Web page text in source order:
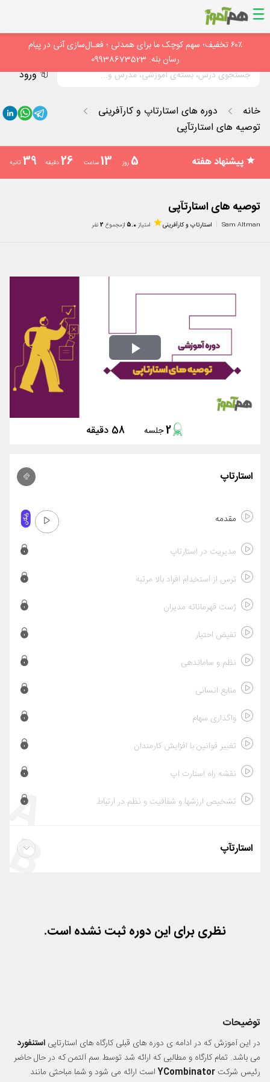
ورود
۶۰٪ تخفیف؛ سهم کوچک ما برای همدلی ؛ فعـال‌سازی آنی در پیام
رسان بله: 09938673523
خانه
دوره های استارتاپ و کارآفرینی
توصیه های استارتآپی
پیشنهاد هفته 5 روز 13ساعت 26دقیقه 38ثانیه
توصیه های استارتآپی
Sam Altman استارتاپ و کارآفرینی امتیاز 5.0 ازمجموع 2نفر
Play
2جلسه 58 دقیقه
استارتاپ
مقدمه رایگان
مدیریت در استارتاپ
ترس از استخدام افراد بالا مرتبه
ژست قهرمانانه مدیران
تفیض اختیار
نظم و ساماندهی
منابع انسانی
واگذاری سهام
تغییر قوانین با افزایش کارمندان
نقشه راه استارت آپ
تشخیص ارزشها و شفافیت و نظم در ارتباط
استارتآپ
علامت تجاری و حق ثبت اختراع
تقویت ارتباط با افراد و رقابت پویا
پشتکار و درخواست
نظری برای این دوره ثبت نشده است.
توضیحات
در این آموزش که در ادامه ی دوره های قبلی کارگاه های استارتاپی استنفورد
می باشد. تمام کارگاه و مطالبی که ارائه شد توسط سم آلتمن که در حال حاضر
رئیس شرکت YCombinatorاست ارائه می شود و شما مباحثی مانند